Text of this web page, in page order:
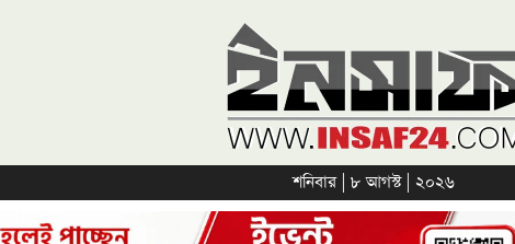
শনিবার | ৮ আগস্ট | ২০২৬